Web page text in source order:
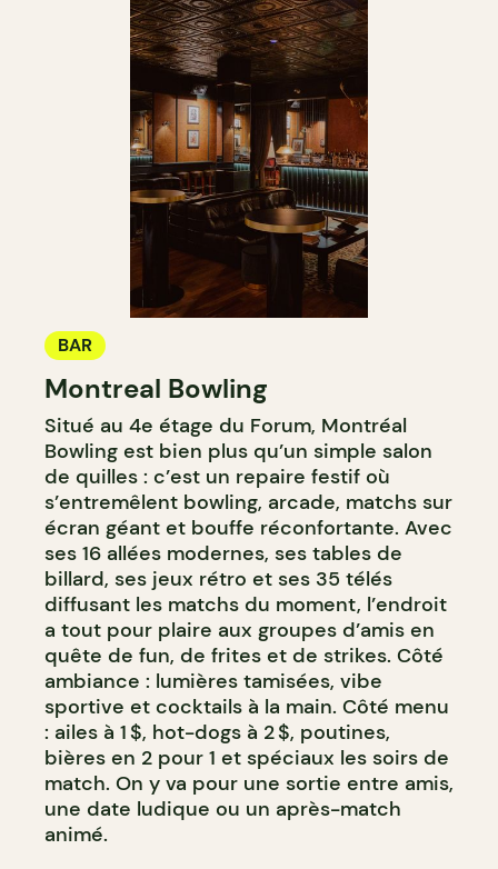
BAR
Montreal Bowling
Situé au 4e étage du Forum, Montréal
Bowling est bien plus qu’un simple salon
de quilles : c’est un repaire festif où
s’entremêlent bowling, arcade, matchs sur
écran géant et bouffe réconfortante. Avec
ses 16 allées modernes, ses tables de
billard, ses jeux rétro et ses 35 télés
diffusant les matchs du moment, l’endroit
a tout pour plaire aux groupes d’amis en
quête de fun, de frites et de strikes. Côté
ambiance : lumières tamisées, vibe
sportive et cocktails à la main. Côté menu
: ailes à 1 $, hot-dogs à 2 $, poutines,
bières en 2 pour 1 et spéciaux les soirs de
match. On y va pour une sortie entre amis,
une date ludique ou un après-match
animé.